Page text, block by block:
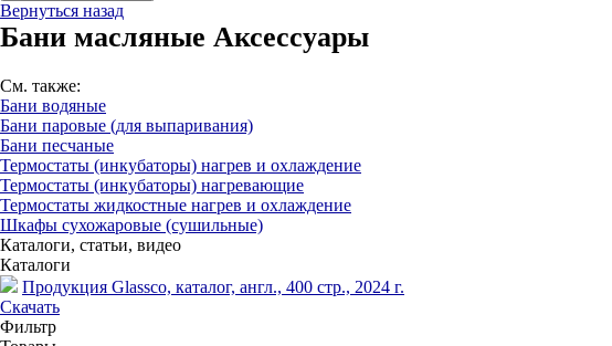
Вернуться назад
Бани масляные Аксессуары
См. также:
Бани водяные
Бани паровые (для выпаривания)
Бани песчаные
Термостаты (инкубаторы) нагрев и охлаждение
Термостаты (инкубаторы) нагревающие
Термостаты жидкостные нагрев и охлаждение
Шкафы сухожаровые (сушильные)
Каталоги, статьи, видео
Каталоги
Продукция Glassco, каталог, англ., 400 стр., 2024 г.
Скачать
Фильтр